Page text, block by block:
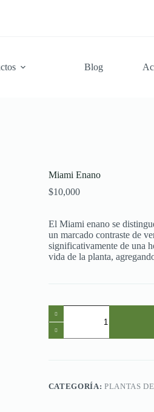
Blog
Miami Enano
$10,000
El Miami enano se
un marcado contraste de
significativamente de una
vida de la planta,
Miami
Enano
cantidad
CATEGORÍA: PLANTAS